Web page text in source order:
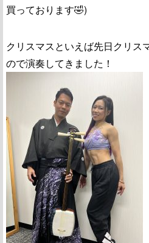
買っております🤣)
クリスマスといえば先日クリス
ので演奏してきました！